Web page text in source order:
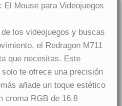
El Mouse para Videojuegos
los videojuegos y buscas
el Redragon M711
que necesitas. Este
te ofrece una precisión
añade un toque estético
croma RGB de 16.8